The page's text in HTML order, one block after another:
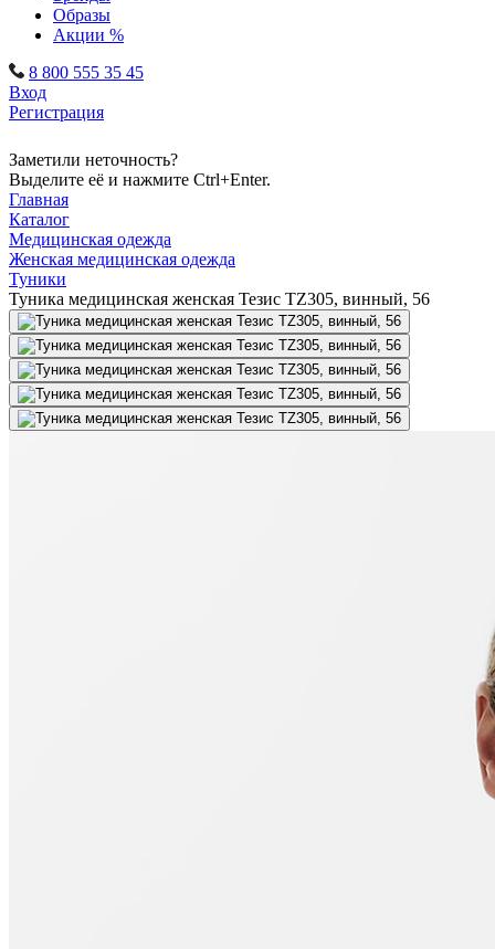
Образы
Акции %
8 800 555 35 45
Вход
Регистрация
Заметили неточность?
Выделите её и нажмите Ctrl+Enter.
Главная
Каталог
Медицинская одежда
Женская медицинская одежда
Туники
Туника медицинская женская Тезис TZ305, винный, 56